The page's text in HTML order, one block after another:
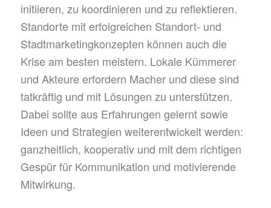
initiieren, zu koordinieren und zu reflektieren.
Standorte mit erfolgreichen Standort- und
Stadtmarketingkonzepten können auch die
Krise am besten meistern. Lokale Kümmerer
und Akteure erfordern Macher und diese sind
tatkräftig und mit Lösungen zu unterstützen.
Dabei sollte aus Erfahrungen gelernt sowie
Ideen und Strategien weiterentwickelt werden:
ganzheitlich, kooperativ und mit dem richtigen
Gespür für Kommunikation und motivierende
Mitwirkung.